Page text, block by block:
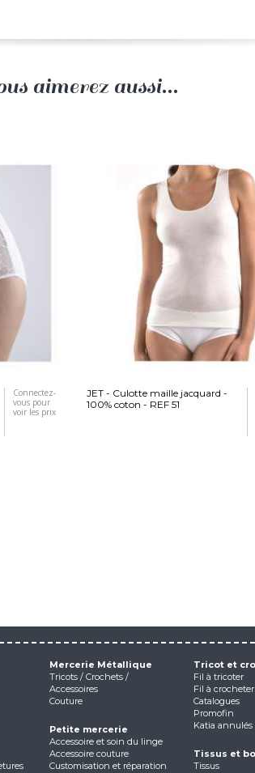
aimerez aussi...
Connectez-
vous pour
voir les prix
JET - Culotte maille jacquard -
100% coton - REF 51
Mercerie Métallique
Tricots / Crochets /
Accessoires
Couture
Petite mercerie
Accessoire et soin du linge
Accessoire couture
Customisation et réparation
Tricot et
Fil à tricoter
Fil à crocheter
Catalogues
Promofin
Katia annulés
Tissus et
Tissus